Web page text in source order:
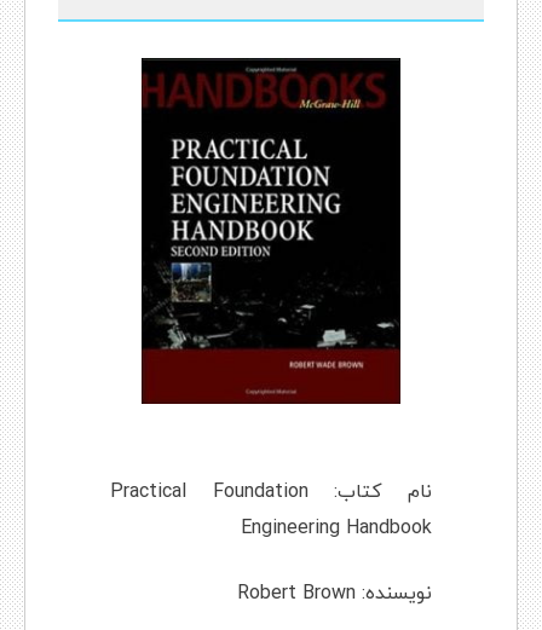
نام کتاب: Practical Foundation
Engineering Handbook
نویسنده: Robert Brown